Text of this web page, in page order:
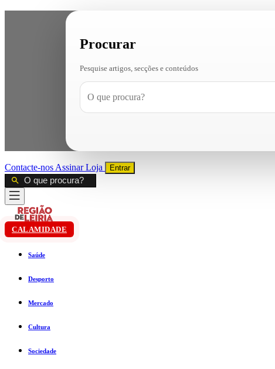
Procurar
Pesquise artigos, secções e conteúdos
Contacte-nos AssinarLoja Entrar
CALAMIDADE
Saúde
Desporto
Mercado
Cultura
Sociedade